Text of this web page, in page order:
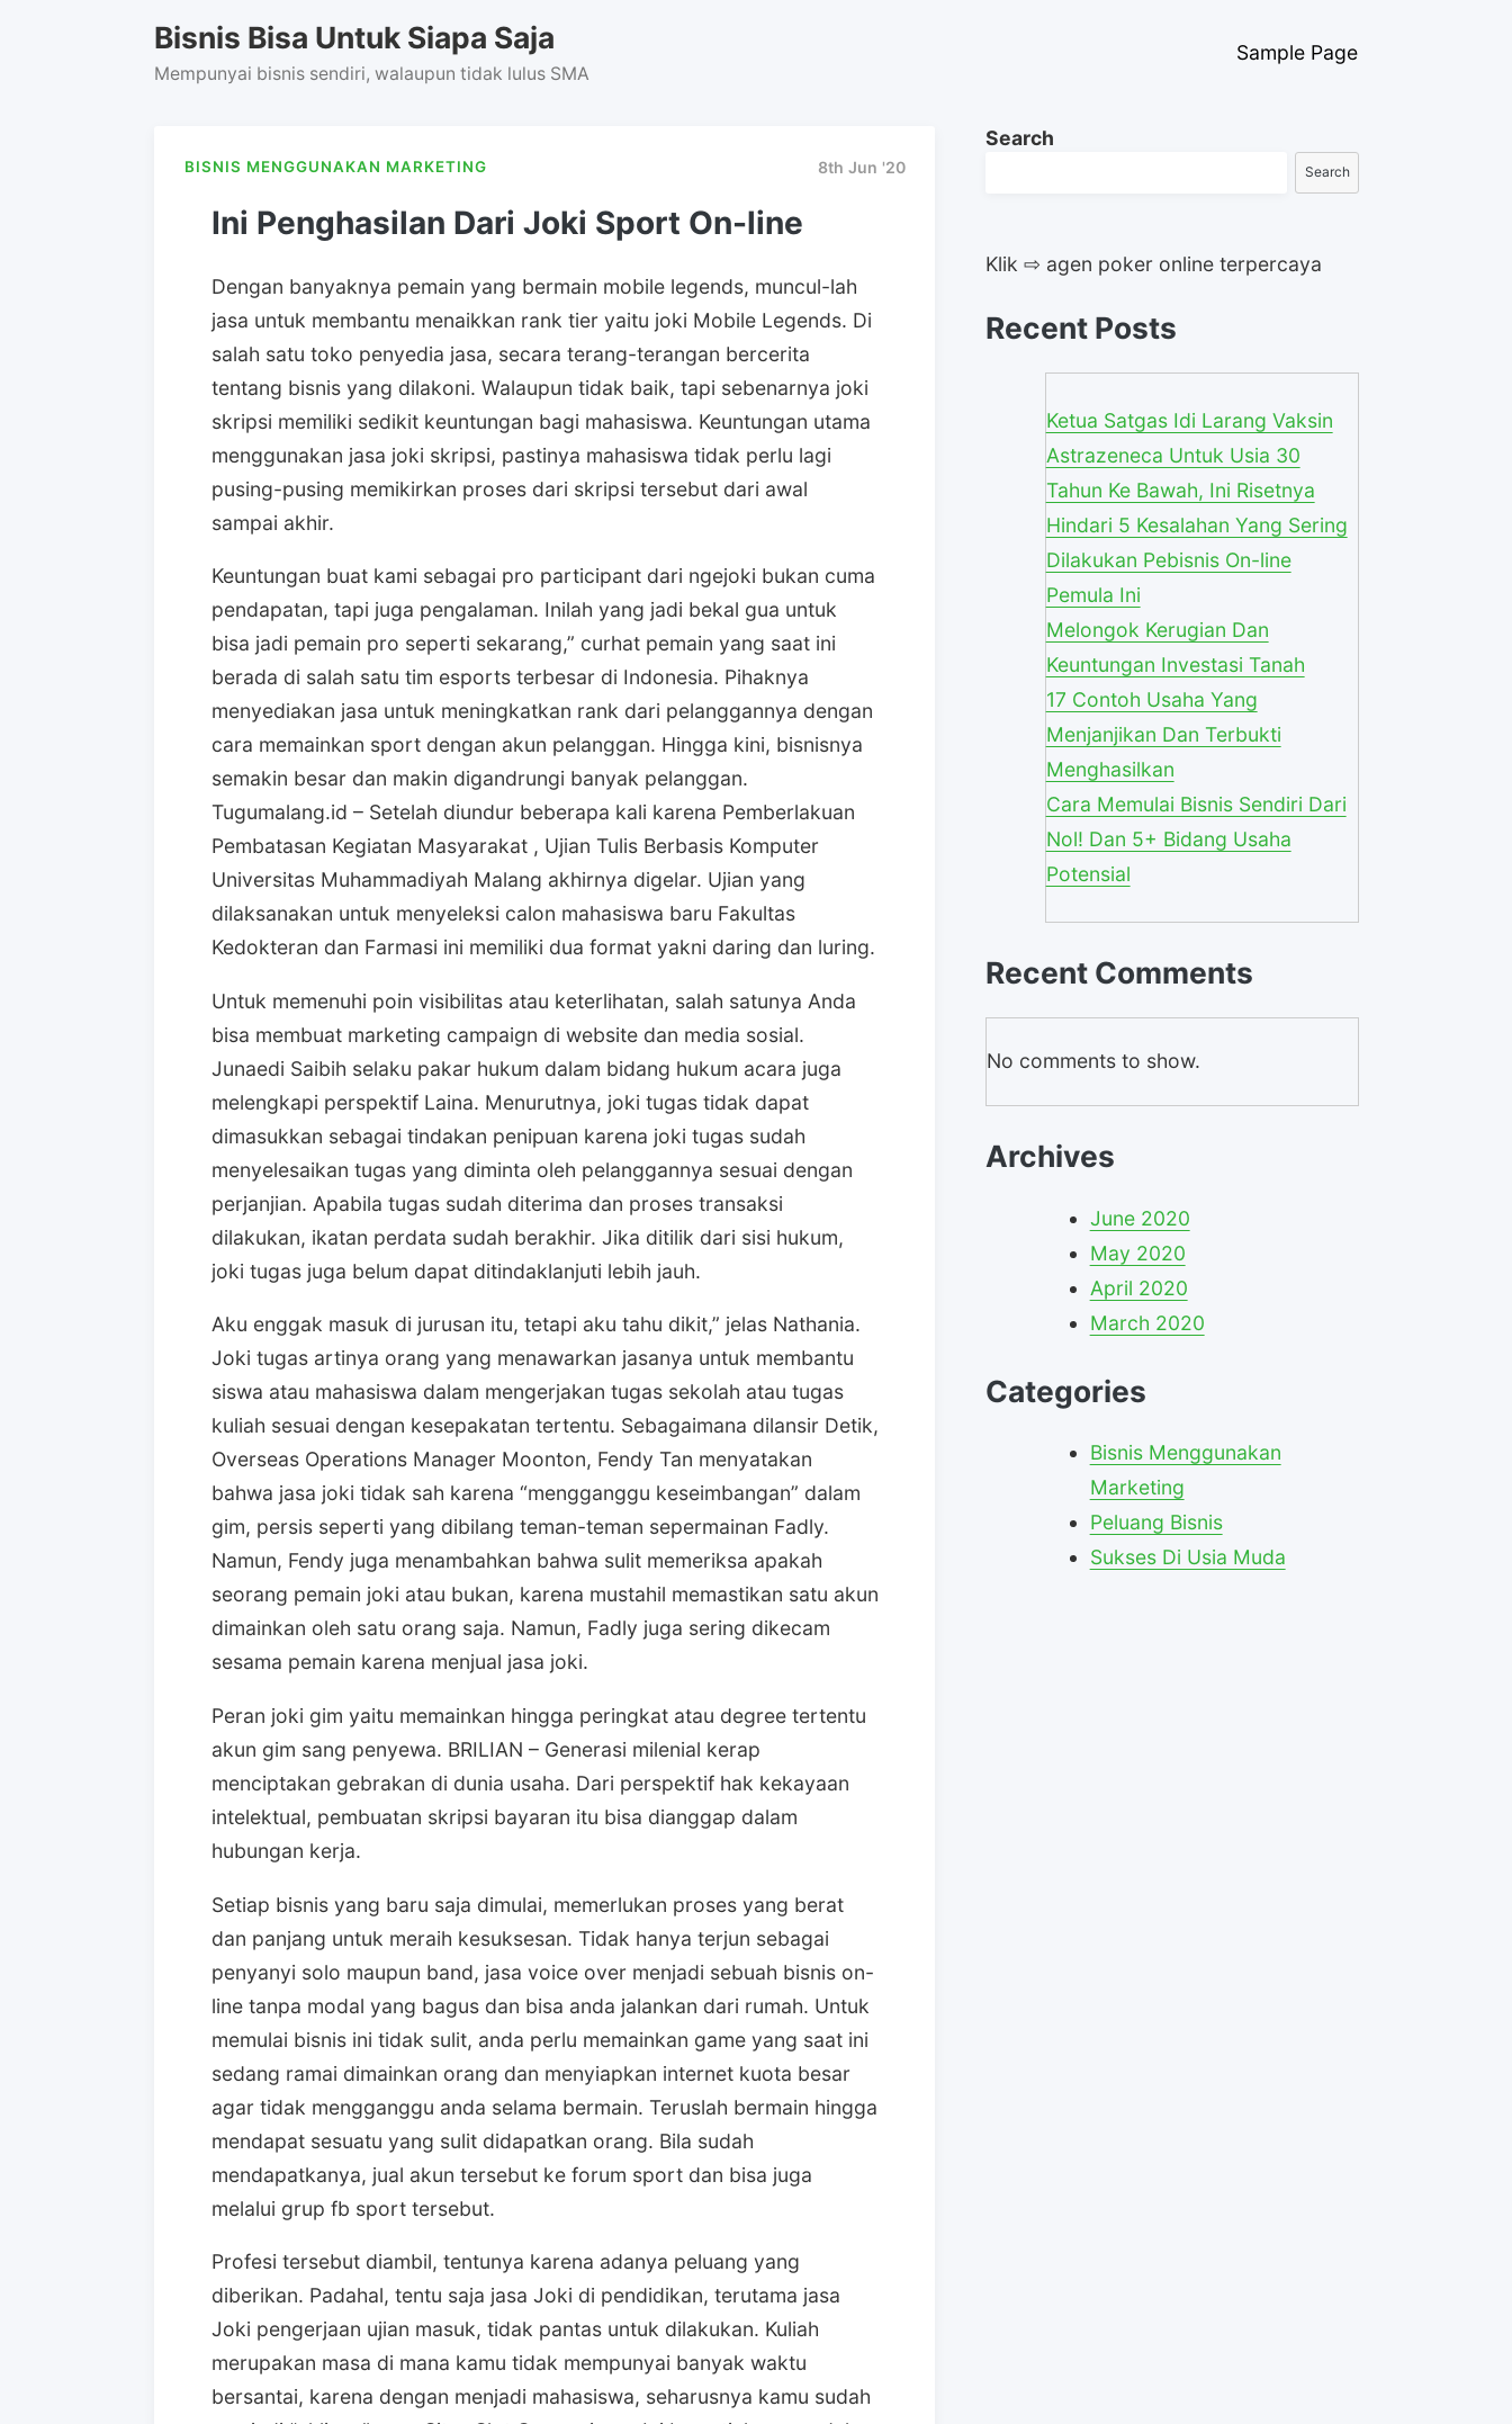
content
Bisnis Bisa Untuk Siapa Saja
Mempunyai bisnis sendiri, walaupun tidak lulus SMA
Sample Page
BISNIS MENGGUNAKAN MARKETING 8th Jun '20
Ini Penghasilan Dari Joki Sport On-line
Dengan banyaknya pemain yang bermain mobile legends, muncul-lah
jasa untuk membantu menaikkan rank tier yaitu joki Mobile Legends. Di
salah satu toko penyedia jasa, secara terang-terangan bercerita
tentang bisnis yang dilakoni. Walaupun tidak baik, tapi sebenarnya joki
skripsi memiliki sedikit keuntungan bagi mahasiswa. Keuntungan utama
menggunakan jasa joki skripsi, pastinya mahasiswa tidak perlu lagi
pusing-pusing memikirkan proses dari skripsi tersebut dari awal
sampai akhir.
Keuntungan buat kami sebagai pro participant dari ngejoki bukan cuma
pendapatan, tapi juga pengalaman. Inilah yang jadi bekal gua untuk
bisa jadi pemain pro seperti sekarang,” curhat pemain yang saat ini
berada di salah satu tim esports terbesar di Indonesia. Pihaknya
menyediakan jasa untuk meningkatkan rank dari pelanggannya dengan
cara memainkan sport dengan akun pelanggan. Hingga kini, bisnisnya
semakin besar dan makin digandrungi banyak pelanggan.
Tugumalang.id – Setelah diundur beberapa kali karena Pemberlakuan
Pembatasan Kegiatan Masyarakat , Ujian Tulis Berbasis Komputer
Universitas Muhammadiyah Malang akhirnya digelar. Ujian yang
dilaksanakan untuk menyeleksi calon mahasiswa baru Fakultas
Kedokteran dan Farmasi ini memiliki dua format yakni daring dan luring.
Untuk memenuhi poin visibilitas atau keterlihatan, salah satunya Anda
bisa membuat marketing campaign di website dan media sosial.
Junaedi Saibih selaku pakar hukum dalam bidang hukum acara juga
melengkapi perspektif Laina. Menurutnya, joki tugas tidak dapat
dimasukkan sebagai tindakan penipuan karena joki tugas sudah
menyelesaikan tugas yang diminta oleh pelanggannya sesuai dengan
perjanjian. Apabila tugas sudah diterima dan proses transaksi
dilakukan, ikatan perdata sudah berakhir. Jika ditilik dari sisi hukum,
joki tugas juga belum dapat ditindaklanjuti lebih jauh.
Aku enggak masuk di jurusan itu, tetapi aku tahu dikit,” jelas Nathania.
Joki tugas artinya orang yang menawarkan jasanya untuk membantu
siswa atau mahasiswa dalam mengerjakan tugas sekolah atau tugas
kuliah sesuai dengan kesepakatan tertentu. Sebagaimana dilansir Detik,
Overseas Operations Manager Moonton, Fendy Tan menyatakan
bahwa jasa joki tidak sah karena “mengganggu keseimbangan” dalam
gim, persis seperti yang dibilang teman-teman sepermainan Fadly.
Namun, Fendy juga menambahkan bahwa sulit memeriksa apakah
seorang pemain joki atau bukan, karena mustahil memastikan satu akun
dimainkan oleh satu orang saja. Namun, Fadly juga sering dikecam
sesama pemain karena menjual jasa joki.
Peran joki gim yaitu memainkan hingga peringkat atau degree tertentu
akun gim sang penyewa. BRILIAN – Generasi milenial kerap
menciptakan gebrakan di dunia usaha. Dari perspektif hak kekayaan
intelektual, pembuatan skripsi bayaran itu bisa dianggap dalam
hubungan kerja.
Setiap bisnis yang baru saja dimulai, memerlukan proses yang berat
dan panjang untuk meraih kesuksesan. Tidak hanya terjun sebagai
penyanyi solo maupun band, jasa voice over menjadi sebuah bisnis on-
line tanpa modal yang bagus dan bisa anda jalankan dari rumah. Untuk
memulai bisnis ini tidak sulit, anda perlu memainkan game yang saat ini
sedang ramai dimainkan orang dan menyiapkan internet kuota besar
agar tidak mengganggu anda selama bermain. Teruslah bermain hingga
mendapat sesuatu yang sulit didapatkan orang. Bila sudah
mendapatkanya, jual akun tersebut ke forum sport dan bisa juga
melalui grup fb sport tersebut.
Profesi tersebut diambil, tentunya karena adanya peluang yang
diberikan. Padahal, tentu saja jasa Joki di pendidikan, terutama jasa
Joki pengerjaan ujian masuk, tidak pantas untuk dilakukan. Kuliah
merupakan masa di mana kamu tidak mempunyai banyak waktu
bersantai, karena dengan menjadi mahasiswa, seharusnya kamu sudah
Search
Search
Klik ⇨ agen poker online terpercaya
Recent Posts
Ketua Satgas Idi Larang Vaksin
Astrazeneca Untuk Usia 30
Tahun Ke Bawah, Ini Risetnya
Hindari 5 Kesalahan Yang Sering
Dilakukan Pebisnis On-line
Pemula Ini
Melongok Kerugian Dan
Keuntungan Investasi Tanah
17 Contoh Usaha Yang
Menjanjikan Dan Terbukti
Menghasilkan
Cara Memulai Bisnis Sendiri Dari
Nol! Dan 5+ Bidang Usaha
Potensial
Recent Comments
No comments to show.
Archives
June 2020
May 2020
April 2020
March 2020
Categories
Bisnis Menggunakan
Marketing
Peluang Bisnis
Sukses Di Usia Muda